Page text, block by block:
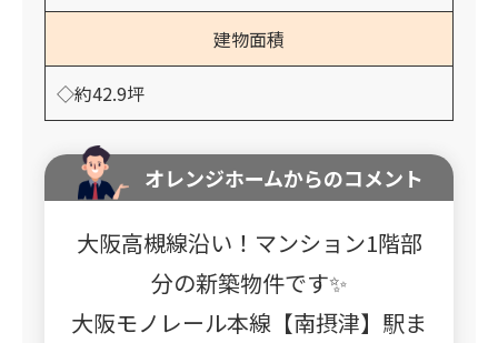
建物面積
◇約42.9坪
オレンジホームからのコメント
大阪高槻線沿い！マンション1階部
分の新築物件です✨
大阪モノレール本線【南摂津】駅ま